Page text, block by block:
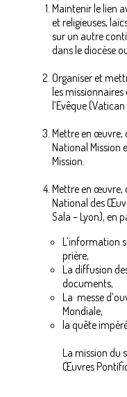
Maintenir le lien
et religieuses,
sur un autre
dans le diocèse
Organiser et
les
l’Evêque (Vatican
Mettre en œuvre,
National Mission
Mission.
Mettre en œuvre,
National des
Sala – Lyon), en
L’information
prière,
La diffusion
documents,
La messe
Mondiale,
la quête
La mission du
Œuvres